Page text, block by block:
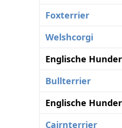
Foxterrier
Welshcorgi
Englische
Bullterrier
Englische
Cairnterrier